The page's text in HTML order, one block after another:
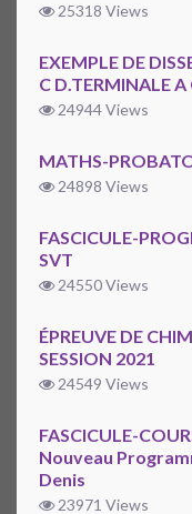
25318 Views
EXEMPLE DE
C D.TERMINALE A
24944 Views
MATHS-
24898 Views
FASCICULE-
SVT
24550 Views
ÉPREUVE DE
SESSION 2021
24549 Views
FASCICULE-
Nouveau
Denis
23971 Views